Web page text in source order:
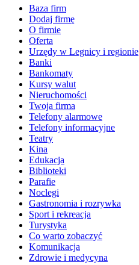
Baza firm
Dodaj firmę
O firmie
Oferta
Urzędy w Legnicy i regionie
Banki
Bankomaty
Kursy walut
Nieruchomości
Twoja firma
Telefony alarmowe
Telefony informacyjne
Teatry
Kina
Edukacja
Biblioteki
Parafie
Noclegi
Gastronomia i rozrywka
Sport i rekreacja
Turystyka
Co warto zobaczyć
Komunikacja
Zdrowie i medycyna